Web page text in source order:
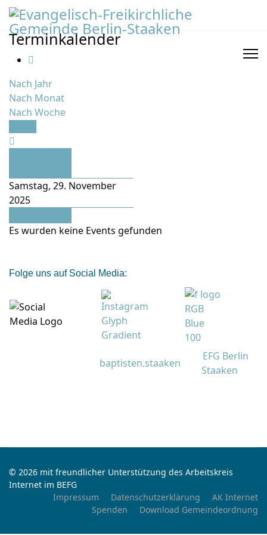
Terminkalender
Nach Jahr
Nach Monat
Nach Woche
Samstag, 29. November
2025
Es wurden keine Events gefunden
Folge uns auf Social Media:
baptisten.staaken
EFG Berlin
Staaken
© 2026 mit freundlicher Unterstützung des Arbeitskreis
Internet im BEFG
Impressum
Datenschutzerklärung
AK Internet
Spenden
Download Gemeindeordnung